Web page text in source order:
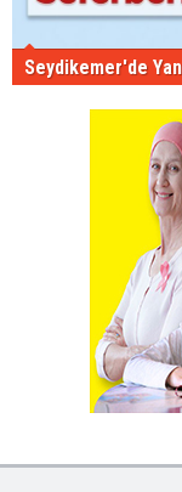
Seydikemer'de